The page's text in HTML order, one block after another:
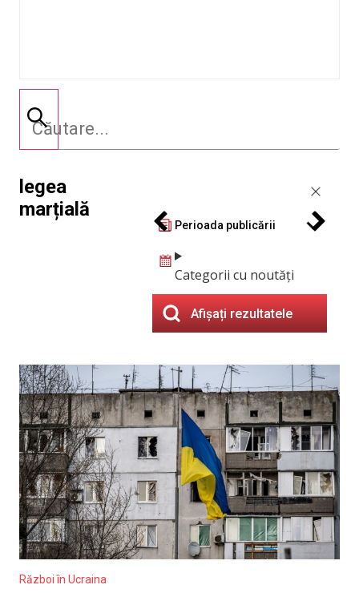
legea
marțială
Perioada publicării
Categorii cu noutăți
Afișați rezultatele
Război în Ucraina